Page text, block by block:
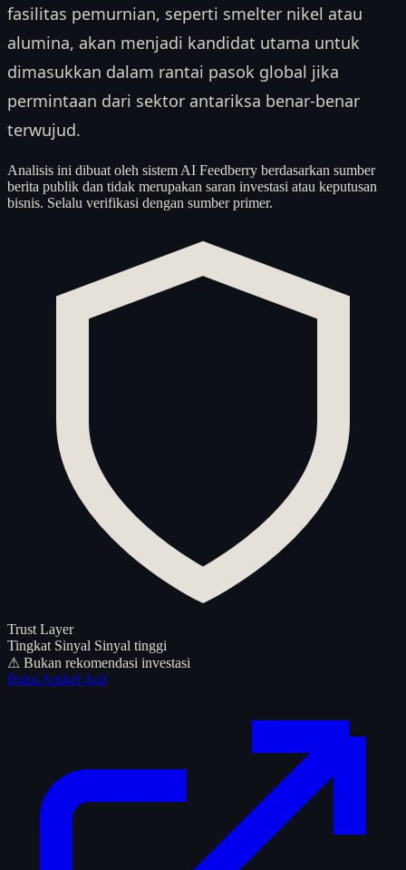
fasilitas pemurnian, seperti smelter nikel atau
alumina, akan menjadi kandidat utama untuk
dimasukkan dalam rantai pasok global jika
permintaan dari sektor antariksa benar-benar
terwujud.
Analisis ini dibuat oleh sistem AI Feedberry berdasarkan sumber
berita publik dan tidak merupakan saran investasi atau keputusan
bisnis. Selalu verifikasi dengan sumber primer.
Trust Layer
Tingkat Sinyal Sinyal tinggi
⚠ Bukan rekomendasi investasi
Buka Artikel Asli